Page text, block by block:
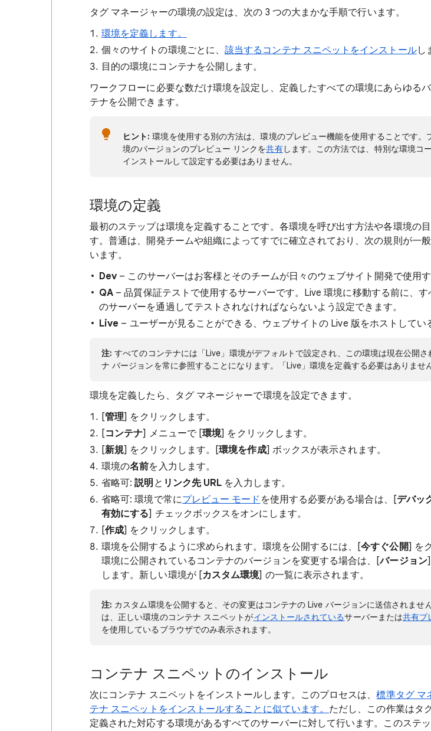
タグ マネージャーの環境の設定は、次の 3 つの大まかな手順で行います。
環境を定義します。
個々のサイトの環境ごとに、該当するコンテナ スニペットをインストールし
目的の環境にコンテナを公開します。
ワークフローに必要な数だけ環境を設定し、定義したすべての環境にあらゆる
テナを公開できます。
ヒント:環境を使用する別の方法は、環境のプレビュー機能を使用することです。
境のバージョンのプレビュー リンクを共有します。この方法では、特別な環境コ
インストールして設定する必要はありません。
環境の定義
最初のステップは環境を定義することです。各環境を呼び出す方法や各環境の
す。普通は、開発チームや組織によってすでに確立されており、次の規則が一
います。
Dev – このサーバーはお客様とそのチームが日々のウェブサイト開発で使用す
QA – 品質保証テストで使用するサーバーです。Live 環境に移動する前に、す
のサーバーを通過してテストされなければならないよう設定できます。
Live – ユーザーが見ることができる、ウェブサイトの Live 版をホストしてい
注: すべてのコンテナには「Live」環境がデフォルトで設定され、この環境は現在公開さ
ナ バージョンを常に参照することになります。「Live」環境を定義する必要はありません
環境を定義したら、タグ マネージャーで環境を設定できます。
[管理] をクリックします。
[コンテナ] メニューで [環境] をクリックします。
[新規] をクリックします。[環境を作成] ボックスが表示されます。
環境の名前を入力します。
省略可:説明 と リンク先 URL を入力します。
省略可: 環境で常にプレビュー モード を使用する必要がある場合は、[デバッ
有効にする] チェックボックスをオンにします。
[作成] をクリックします。
環境を公開するように求められます。環境を公開するには、[今すぐ公開] を
環境に公開されているコンテナのバージョンを変更する場合は、[バージョン
します。新しい環境が [カスタム環境] の一覧に表示されます。
注: カスタム環境を公開すると、その変更はコンテナの Live バージョンに送信されませ
は、正しい環境のコンテナ スニペットがインストールされているサーバーまたは共有プ
を使用しているブラウザでのみ表示されます。
コンテナ スニペットのインストール
次にコンテナ スニペットをインストールします。このプロセスは、標準タグ マ
テナ スニペットをインストールすることに似ています。 ただし、この作業はタ
定義された対応する環境があるすべてのサーバーに対して行います。このステ